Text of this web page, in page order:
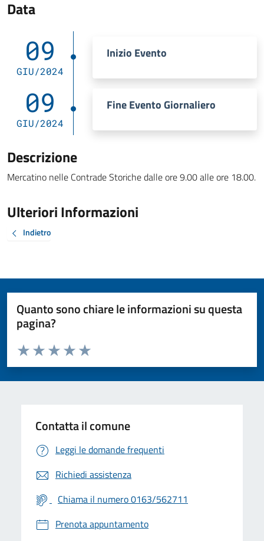
Data
09
GIU/2024
Inizio Evento
09
GIU/2024
Fine Evento Giornaliero
Descrizione
Mercatino nelle Contrade Storiche dalle ore 9.00 alle ore 18.00.
Ulteriori Informazioni
Indietro
Quanto sono chiare le informazioni su questa
pagina?
Valuta da 1 a 5 stelle la pagina
Valuta 5 stelle su 5
Valuta 4 stelle su 5
Valuta 3 stelle su 5
Valuta 2 stelle su 5
Valuta 1 stelle su 5
Contatta il comune
Leggi le domande frequenti
Richiedi assistenza
Chiama il numero 0163/562711
Prenota appuntamento